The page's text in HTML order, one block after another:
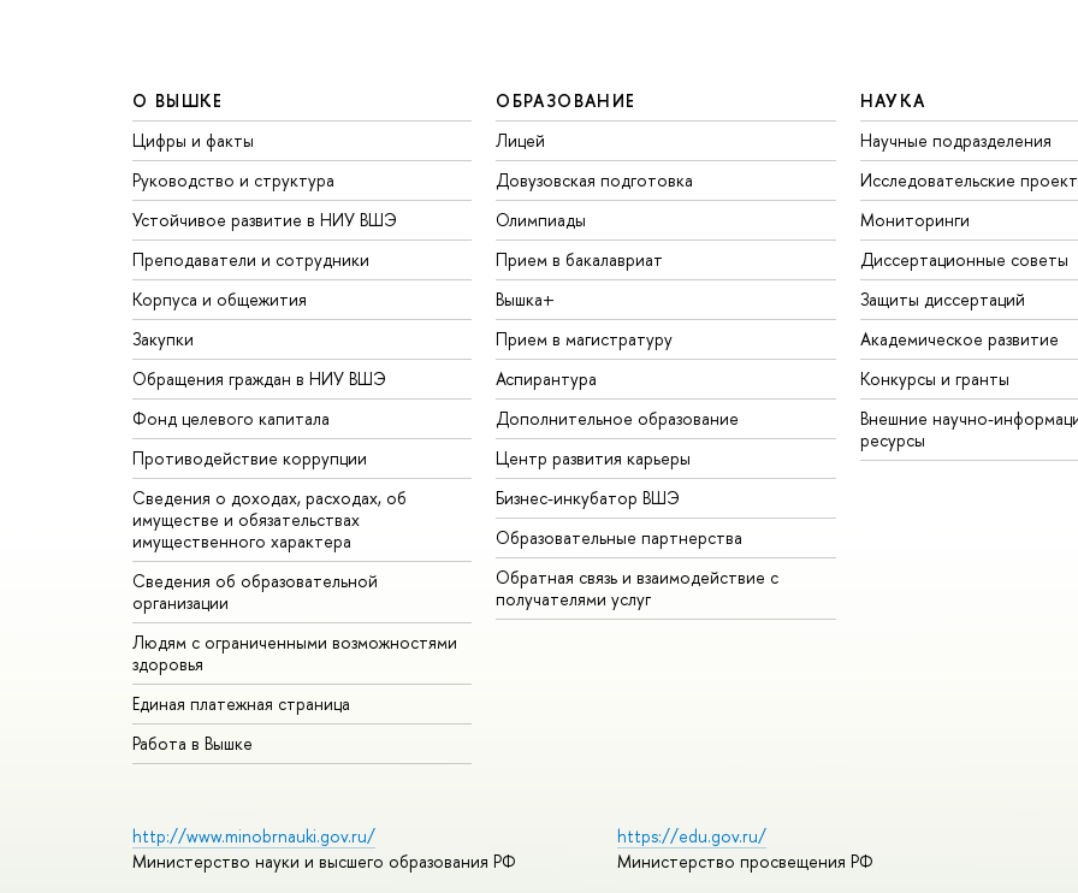
О ВЫШКЕ
Цифры и факты
Руководство и структура
Устойчивое развитие в НИУ ВШЭ
Преподаватели и сотрудники
Корпуса и общежития
Закупки
Обращения граждан в НИУ ВШЭ
Фонд целевого капитала
Противодействие коррупции
Сведения о доходах, расходах, об
имуществе и обязательствах
имущественного характера
Сведения об образовательной
организации
Людям с ограниченными возможностями
здоровья
Единая платежная страница
Работа в Вышке
ОБРАЗОВАНИЕ
Лицей
Довузовская подготовка
Олимпиады
Прием в бакалавриат
Вышка+
Прием в магистратуру
Аспирантура
Дополнительное образование
Центр развития карьеры
Бизнес-инкубатор ВШЭ
Образовательные партнерства
Обратная связь и взаимодействие с
получателями услуг
НАУКА
Научные подразделения
Исследовательские
Мониторинги
Диссертационные советы
Защиты диссертаций
Академическое развитие
Конкурсы и гранты
Внешние научно-
ресурсы
http://www.minobrnauki.gov.ru/
Министерство науки и высшего образования РФ
https://edu.gov.ru/
Министерство просвещения РФ